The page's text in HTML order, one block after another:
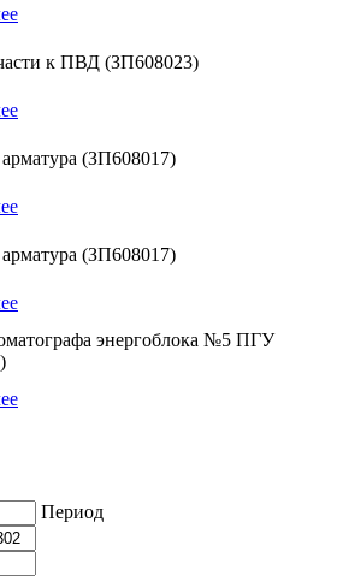
к ПВД (ЗП608023)
(ЗП608017)
(ЗП608017)
энергоблока №5 ПГУ
Период